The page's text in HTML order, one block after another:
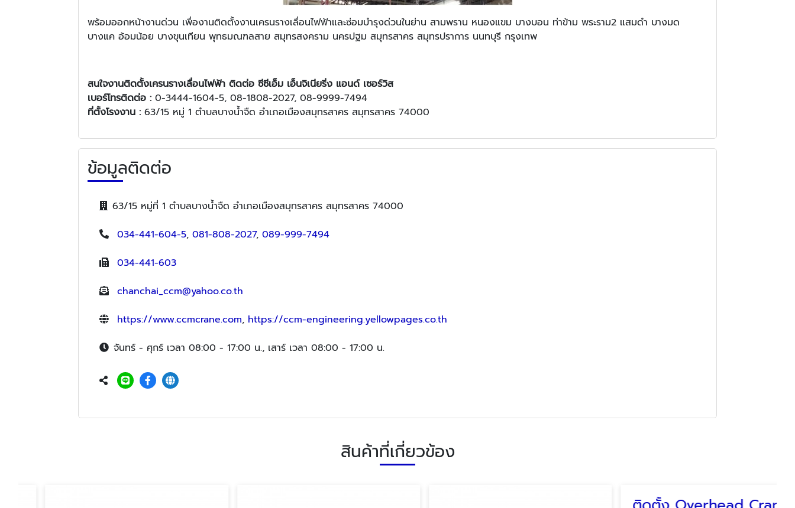
พร้อมออกหน้างานด่วน เพื่องานติดตั้งงานเครนรางเลื่อนไฟฟ้าและซ่อมบำรุงด่วนในย่าน สามพราน หนองแขม บางบอน ท่าข้าม พระราม2 แสมดำ บางมด
บางแค อ้อมน้อย บางขุนเทียน พุทธมณฑลสาย สมุทรสงคราม นครปฐม สมุทรสาคร สมุทรปราการ นนทบุรี กรุงเทพ
สนใจงานติดตั้งเครนรางเลื่อนไฟฟ้า ติดต่อ ซีซีเอ็ม เอ็นจิเนียริ่ง แอนด์ เซอร์วิส
เบอร์โทรติดต่อ : 0-3444-1604-5, 08-1808-2027, 08-9999-7494
ที่ตั้งโรงงาน : 63/15 หมู่ 1 ตำบลบางน้ำจืด อำเภอเมืองสมุทรสาคร สมุทรสาคร 74000
ข้อมูลติดต่อ
63/15 หมู่ที่ 1 ตำบลบางน้ำจืด อำเภอเมืองสมุทรสาคร สมุทรสาคร 74000
034-441-604-5, 081-808-2027, 089-999-7494
034-441-603
chanchai_ccm@yahoo.co.th
https://www.ccmcrane.com, https://ccm-engineering.yellowpages.co.th
จันทร์ - ศุกร์ เวลา 08:00 - 17:00 น., เสาร์ เวลา 08:00 - 17:00 น.
สินค้าที่เกี่ยวข้อง